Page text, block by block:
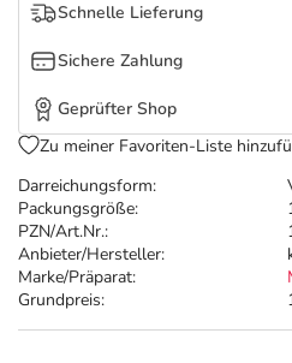
Marken
Darreichungsform:
Packungsgröße:
PZN/Art.Nr.:
Anbieter/Hersteller:
Marke/Präparat:
Grundpreis:
Schnelle Lieferung
Sichere Zahlung
Geprüfter Shop
Zu meiner Favoriten-Liste